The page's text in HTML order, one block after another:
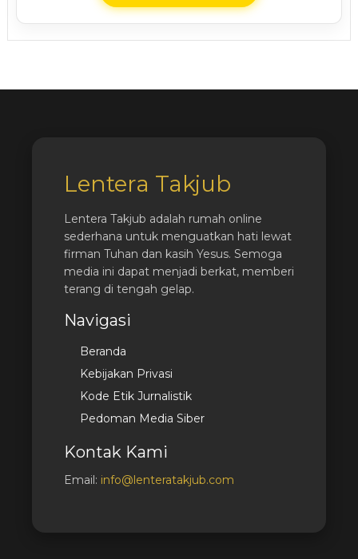
Lentera Takjub
Lentera Takjub adalah rumah online
sederhana untuk menguatkan hati lewat
firman Tuhan dan kasih Yesus. Semoga
media ini dapat menjadi berkat, memberi
terang di tengah gelap.
Navigasi
Beranda
Kebijakan Privasi
Kode Etik Jurnalistik
Pedoman Media Siber
Kontak Kami
Email: info@lenteratakjub.com